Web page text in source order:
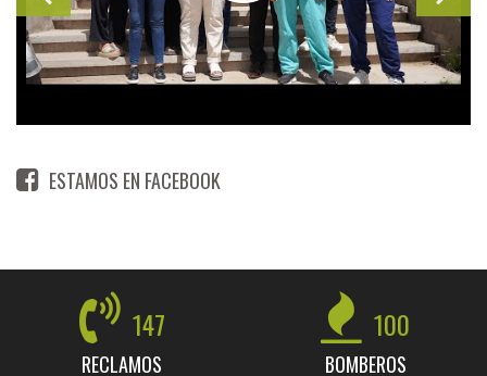
ESTAMOS EN FACEBOOK
147
RECLAMOS
100
BOMBEROS